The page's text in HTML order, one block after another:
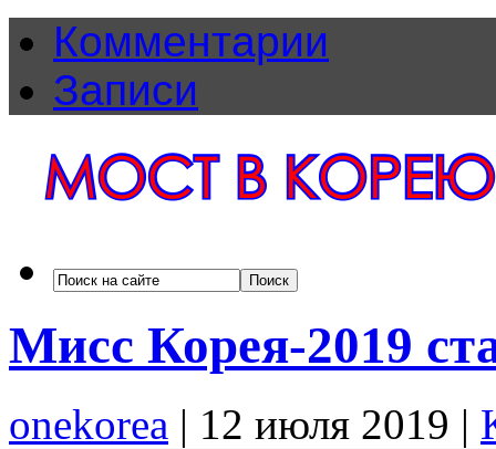
Комментарии
Записи
Мисс Корея-2019
onekorea | 12 июля 2019 |